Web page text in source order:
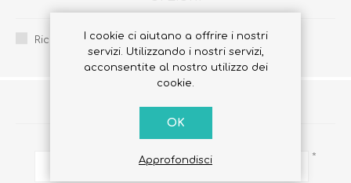
Ricevi la newsletter:
Password:
*
I cookie ci aiutano a offrire i nostri
servizi. Utilizzando i nostri servizi,
acconsentite al nostro utilizzo dei
cookie.
OK
Approfondisci